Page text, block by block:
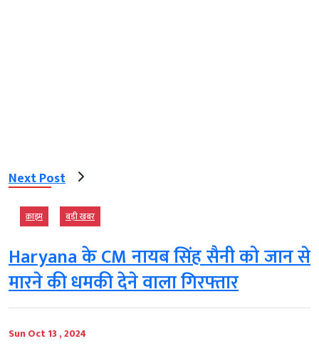
Next Post
क्राइम बड़ी खबर
Haryana के CM नायब सिंह सैनी को जान से
मारने की धमकी देने वाला गिरफ्तार
Sun Oct 13 , 2024